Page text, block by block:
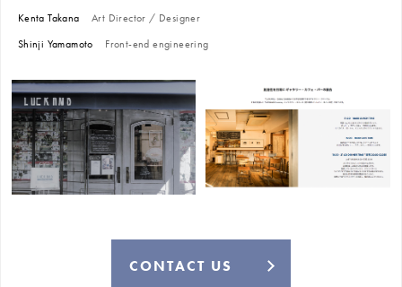
Kenta Takana
Art Director / Designer
Shinji Yamamoto
Front-end engineering
CONTACT US